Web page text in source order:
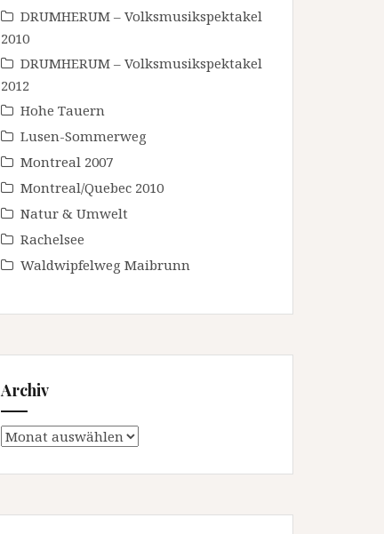
DRUMHERUM – Volksmusikspektakel
2010
DRUMHERUM – Volksmusikspektakel
2012
Hohe Tauern
Lusen-Sommerweg
Montreal 2007
Montreal/Quebec 2010
Natur & Umwelt
Rachelsee
Waldwipfelweg Maibrunn
Archiv
Archiv